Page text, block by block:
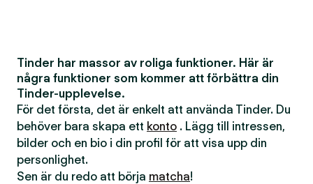
Tinder har massor av roliga funktioner. Här är
några funktioner som kommer att förbättra din
Tinder-upplevelse.
För det första, det är enkelt att använda Tinder. Du
behöver bara skapa ett konto . Lägg till intressen,
bilder och en bio i din profil för att visa upp din
personlighet.
Sen är du redo att börja matcha!